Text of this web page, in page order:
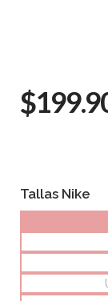
Tallas Nike